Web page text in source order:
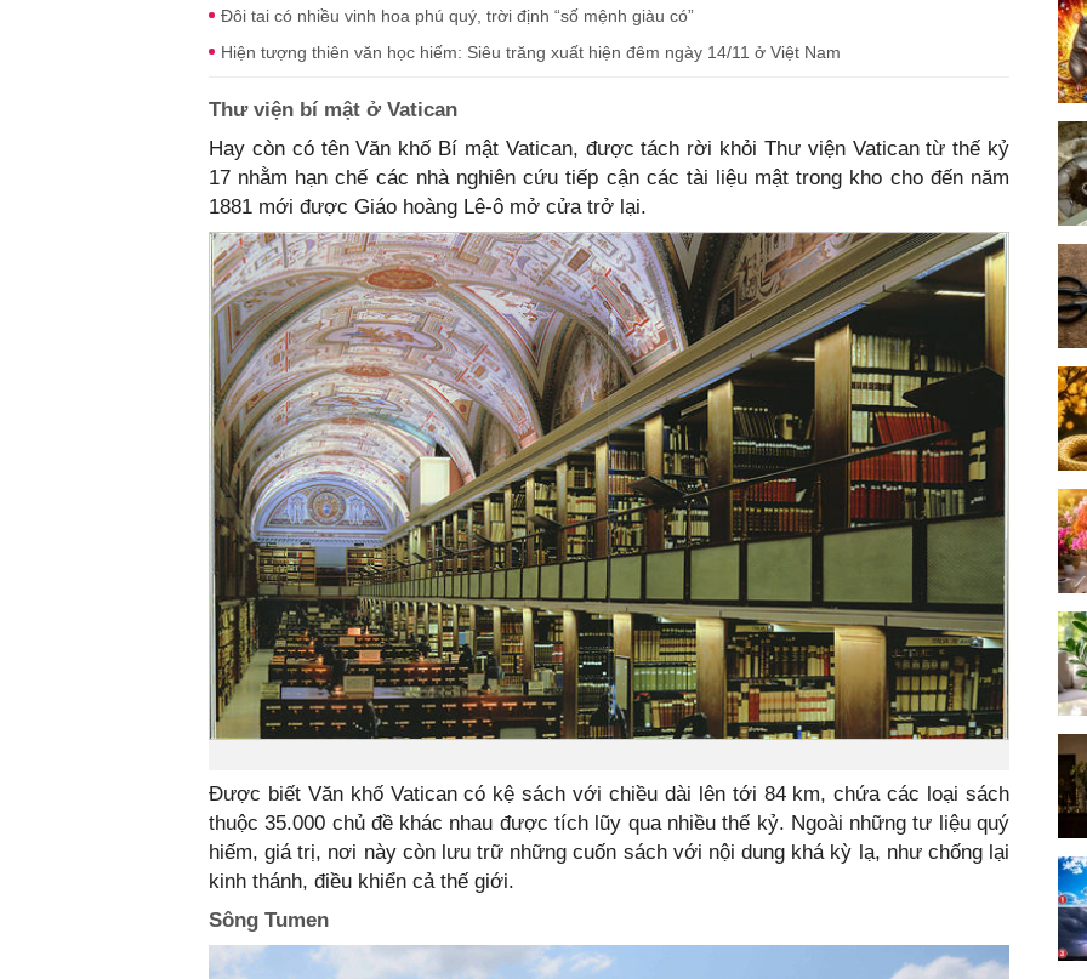
Đôi tai có nhiều vinh hoa phú quý, trời định “số mệnh giàu có”
Hiện tượng thiên văn học hiếm: Siêu trăng xuất hiện đêm ngày 14/11 ở Việt Nam
Thư viện bí mật ở Vatican
Hay còn có tên Văn khố Bí mật Vatican, được tách rời khỏi Thư viện Vatican từ thế kỷ
17 nhằm hạn chế các nhà nghiên cứu tiếp cận các tài liệu mật trong kho cho đến năm
1881 mới được Giáo hoàng Lê-ô mở cửa trở lại.
Được biết Văn khố Vatican có kệ sách với chiều dài lên tới 84 km, chứa các loại sách
thuộc 35.000 chủ đề khác nhau được tích lũy qua nhiều thế kỷ. Ngoài những tư liệu quý
hiếm, giá trị, nơi này còn lưu trữ những cuốn sách với nội dung khá kỳ lạ, như chống lại
kinh thánh, điều khiển cả thế giới.
Sông Tumen